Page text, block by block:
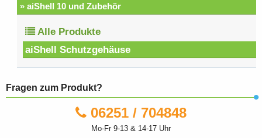
» aiShell 10 und Zubehör
Alle Produkte
aiShell Schutzgehäuse
Fragen zum Produkt?
06251 / 704848
Mo-Fr 9-13 & 14-17 Uhr